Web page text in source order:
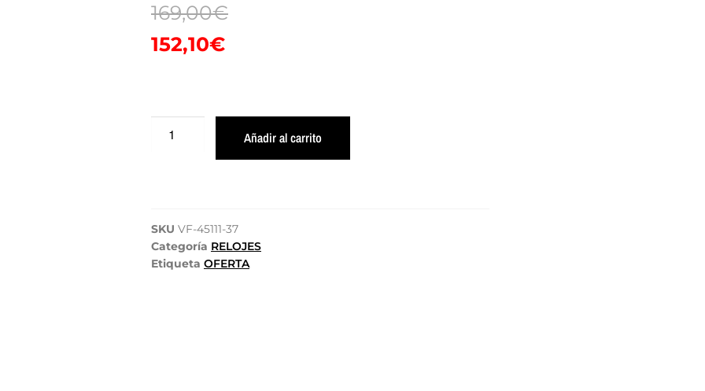
169,00€
152,10€
Añadir al carrito
SKU VF-45111-37
Categoría RELOJES
Etiqueta OFERTA